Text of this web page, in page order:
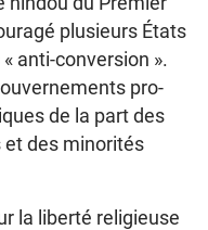
plusieurs États
anti-conversion ».
pro-
de la part des
des minorités
la liberté religieuse